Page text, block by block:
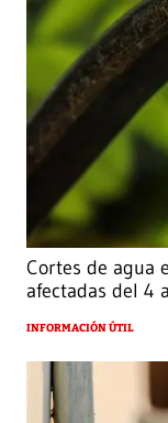
Cortes de agua
afectadas del 4
INFORMACIÓN ÚTIL